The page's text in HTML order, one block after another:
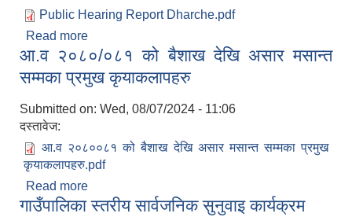
Public Hearing Report Dharche.pdf
Read more
सुशासन प्रवर्द्धन सम्बन्धी प्रथम चौमासिक सार्वजनिक
सुनुवाइ प्रतिबेदन
आ.व २०८०/०८१ को बैशाख देखि असार मसान्त
सम्मका प्रमुख कृयाकलापहरु
Submitted on: Wed, 08/07/2024 - 11:06
दस्तावेज:
आ.व २०८००८१ को बैशाख देखि असार मसान्त सम्मका प्रमुख
कृयाकलापहरु.pdf
Read more
सम्मका प्रमुख कृयाकलापहरु
गाउँपालिका स्तरीय सार्वजनिक सुनुवाइ कार्यक्रम